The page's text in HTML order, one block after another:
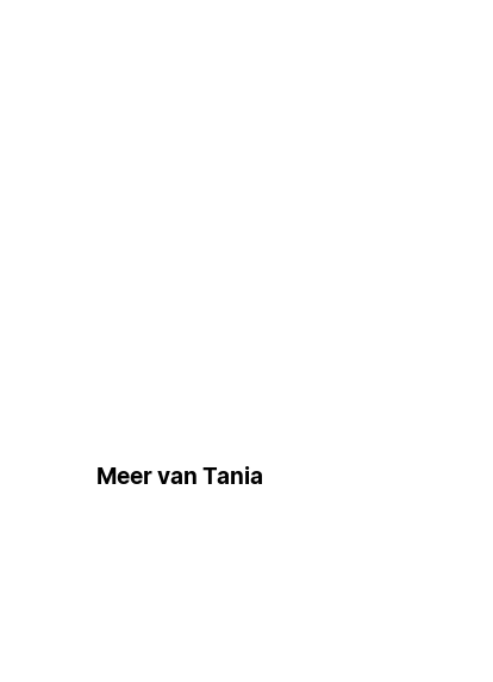
Meer van Tania